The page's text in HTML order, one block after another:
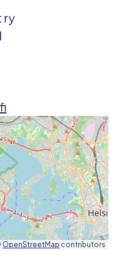
ry
OpenStreetMap contributors